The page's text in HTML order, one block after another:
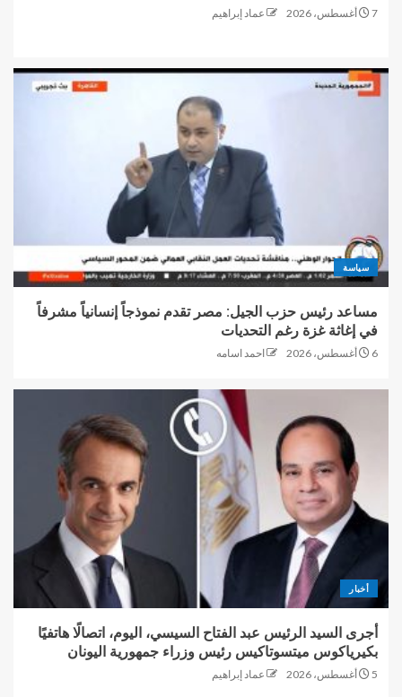
7 أغسطس، 2026 عماد إبراهيم
سياسة
مساعد رئيس حزب الجيل: مصر تقدم نموذجاً إنسانياً مشرفاً
في إغاثة غزة رغم التحديات
6 أغسطس، 2026 احمد اسامه
أخبار
أجرى السيد الرئيس عبد الفتاح السيسي، اليوم، اتصالًا هاتفيًا
بكيرياكوس ميتسوتاكيس رئيس وزراء جمهورية اليونان
5 أغسطس، 2026 عماد إبراهيم